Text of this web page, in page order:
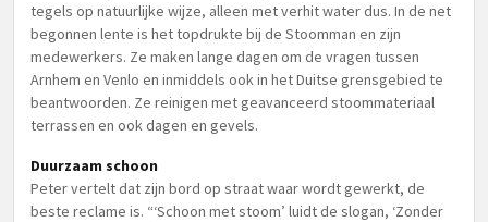
tegels op natuurlijke wijze, alleen met verhit water dus. In de net
begonnen lente is het topdrukte bij de Stoomman en zijn
medewerkers. Ze maken lange dagen om de vragen tussen
Arnhem en Venlo en inmiddels ook in het Duitse grensgebied te
beantwoorden. Ze reinigen met geavanceerd stoommateriaal
terrassen en ook dagen en gevels.
Duurzaam schoon
Peter vertelt dat zijn bord op straat waar wordt gewerkt, de
beste reclame is. “‘Schoon met stoom’ luidt de slogan, ‘Zonder